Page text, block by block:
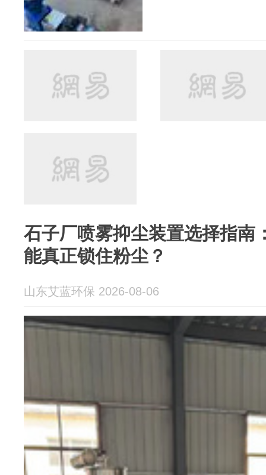
石子厂喷雾抑尘装置选择指南
能真正锁住粉尘？
山东艾蓝环保 2026-08-06